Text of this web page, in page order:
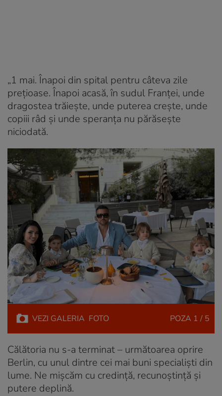
„1 mai. Înapoi din spital pentru câteva zile
prețioase. Înapoi acasă, în sudul Franței, unde
dragostea trăiește, unde puterea crește, unde
copiii râd și unde speranța nu părăsește
niciodată.
VEZI GALERIA FOTO POZA 1 / 5
Călătoria nu s-a terminat – următoarea oprire
Berlin, cu unul dintre cei mai buni specialiști din
lume. Ne mișcăm cu credință, recunoștință și
putere deplină.